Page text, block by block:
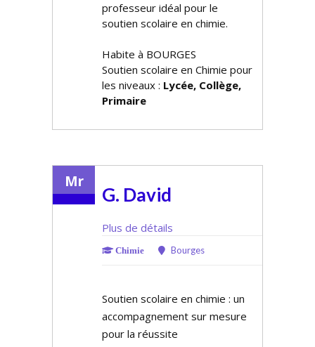
professeur idéal pour le
soutien scolaire en chimie.
Habite à BOURGES
Soutien scolaire en Chimie pour
les niveaux : Lycée, Collège,
Primaire
Mr
G. David
Plus de détails
Chimie Bourges
Soutien scolaire en chimie : un
accompagnement sur mesure
pour la réussite